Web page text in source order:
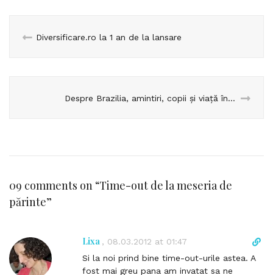
Diversificare.ro la 1 an de la lansare
Despre Brazilia, amintiri, copii și viață în general
09 comments on “Time-out de la meseria de
părinte”
Lixa , 08.03.2012 at 01:47
D
Si la noi prind bine time-out-urile astea. A
fost mai greu pana am invatat sa ne